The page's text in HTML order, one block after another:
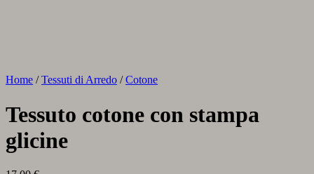
Home / Tessuti di Arredo / Cotone
Tessuto cotone con stampa
glicine